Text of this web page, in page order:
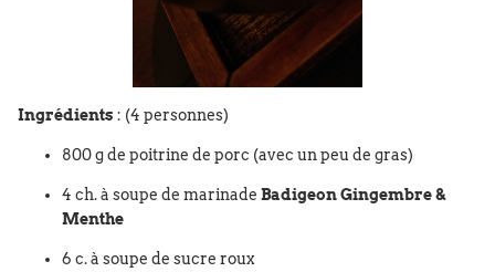
Ingrédients : (4 personnes)
800 g de poitrine de porc (avec un peu de gras)
4 ch. à soupe de marinade Badigeon Gingembre &
Menthe
6 c. à soupe de sucre roux